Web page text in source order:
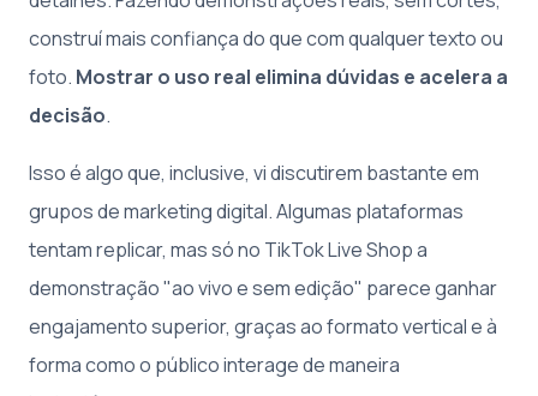
construí mais confiança do que com qualquer texto ou
foto. Mostrar o uso real elimina dúvidas e acelera a
decisão.
Isso é algo que, inclusive, vi discutirem bastante em
grupos de marketing digital. Algumas plataformas
tentam replicar, mas só no TikTok Live Shop a
demonstração "ao vivo e sem edição" parece ganhar
engajamento superior, graças ao formato vertical e à
forma como o público interage de maneira